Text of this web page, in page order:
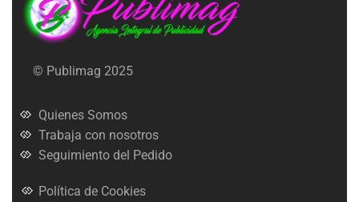
© Publimag 2025
Quienes Somos
Trabaja con nosotros
Seguimiento del Pedido
Política de Cookies